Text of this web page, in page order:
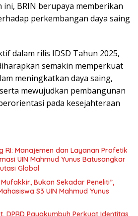
BRIN berupaya memberikan
perkembangan daya saing
dalam rilis IDSD Tahun 2025,
semakin memperkuat
meningkatkan daya saing,
mewujudkan pembangunan
pada kesejahteraan
RI: Manajemen dan Layanan Profetik
UIN Mahmud Yunus Batusangkar
Global
Bukan Sekadar Peneliti”,
S3 UIN Mahmud Yunus
DPRD Payakumbuh Perkuat Identitas